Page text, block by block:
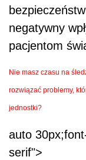
negatywny
pacjentom
Nie masz czasu na
rozwiązać problemy,
jednostki?
auto
serif">